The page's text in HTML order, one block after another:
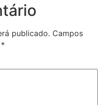
publicado. Campos
*